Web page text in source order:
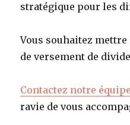
stratégique pour les
Vous souhaitez
de versement de
Contactez notre
ravie de vous